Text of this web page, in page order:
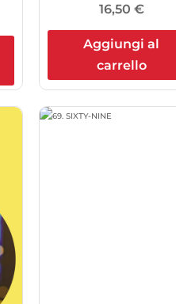
16,50 €
Aggiungi al
carrello